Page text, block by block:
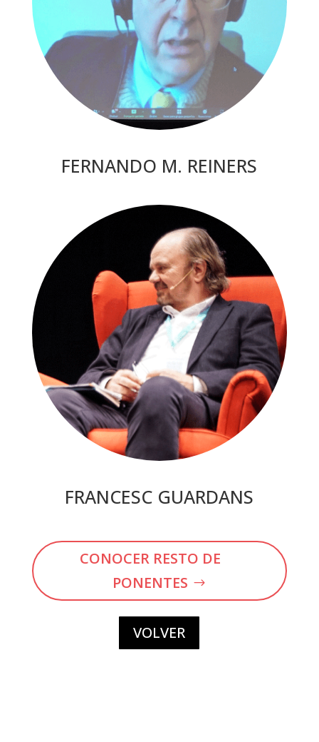
FERNANDO M. REINERS
FRANCESC GUARDANS
CONOCER RESTO DE
PONENTES
VOLVER